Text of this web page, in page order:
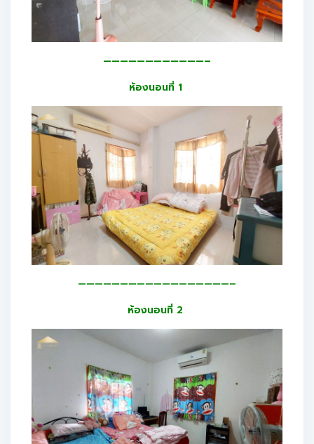
————————————–
ห้องนอนที่ 1
——————————————————–
ห้องนอนที่ 2